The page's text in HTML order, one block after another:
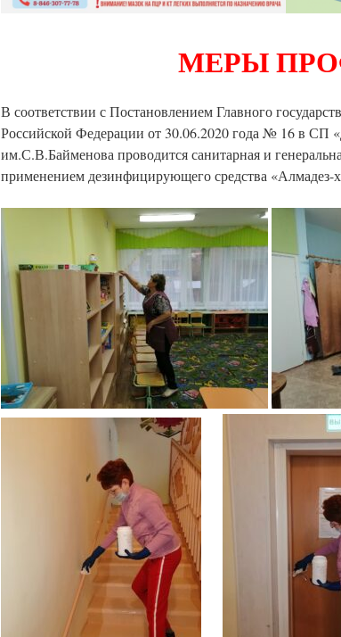
МЕРЫ
В соответствии с Постановлением Главного
Российской Федерации от 30.06.2020 года № 16 в СП
им.С.В.Байменова проводится санитарная и
применением дезинфицирующего средства «Алмадез-